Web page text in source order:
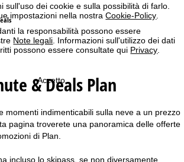
sull'uso dei cookie e sulla possibilità di farlo.
impostazioni nella nostraCookie-Policy
la responsabilità possono essere
Note legali . Informazioni sull'utilizzo dei dati
possono essere consultate qui Privacy
Accetto
& Deals Plan
momenti indimenticabili sulla neve a un prezzo
pagina troverete una panoramica delle offerte
di Plan.
incluso lo skipass, se non diversamente